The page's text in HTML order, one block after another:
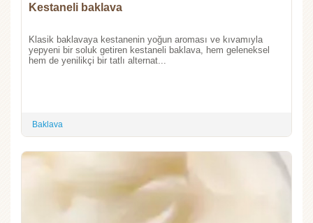
Kestaneli baklava
Klasik baklavaya kestanenin yoğun aroması ve kıvamıyla
yepyeni bir soluk getiren kestaneli baklava, hem geleneksel
hem de yenilikçi bir tatlı alternat...
Baklava